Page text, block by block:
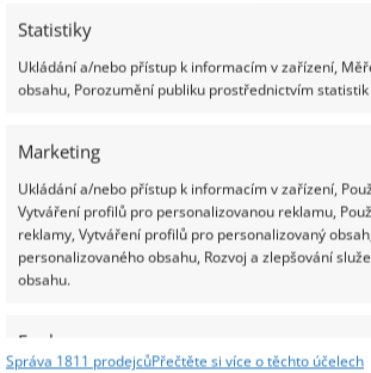
Statistiky
Ukládání a/nebo přístup k informacím v zařízení,
obsahu, Porozumění publiku prostřednictvím
Marketing
Ukládání a/nebo přístup k informacím v zařízení,
Vytváření profilů pro personalizovanou reklamu,
reklamy, Vytváření profilů pro personalizovaný
personalizovaného obsahu, Rozvoj a zlepšování
obsahu.
Funkce
Správa 1811 prodejcůPřečtěte si více o těchto účelech